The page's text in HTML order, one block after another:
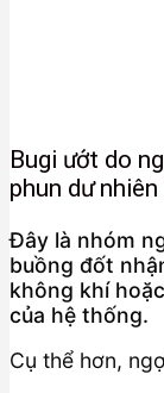
Bugi ướt do
phun dư
Đây là nhóm
buồng đốt
không khí
của hệ thống.
Cụ thể hơn,